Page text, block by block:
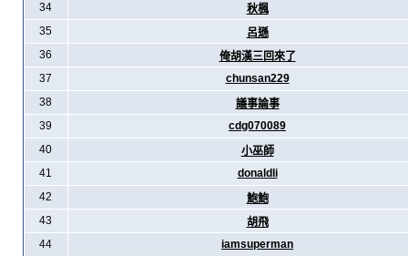
34
秋楓
35
呂遜
36
俺胡漢三回來了
37
chunsan229
38
議事論事
39
cdg070089
40
小巫師
41
donaldli
42
鮑鮑
43
胡飛
44
iamsuperman